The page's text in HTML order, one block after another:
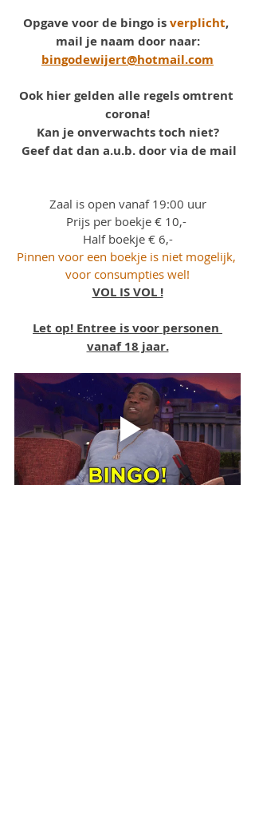
Opgave voor de bingo is verplicht,
mail je naam door naar:
bingodewijert@hotmail.com
Ook hier gelden alle regels omtrent
corona!
Kan je onverwachts toch niet?
Geef dat dan a.u.b. door via de mail
Zaal is open vanaf 19:00 uur
Prijs per boekje € 10,-
Half boekje € 6,-
Pinnen voor een boekje is niet mogelijk,
voor consumpties wel!
VOL IS VOL !
Let op! Entree is voor personen
vanaf 18 jaar.